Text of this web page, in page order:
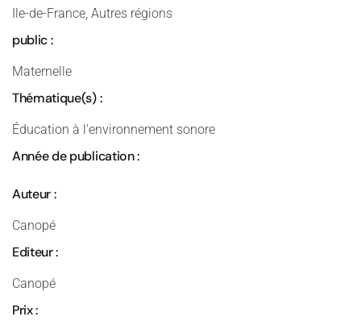
Ile-de-France, Autres régions
public :
Maternelle
Thématique(s) :
Éducation à l'environnement sonore
Année de publication :
Auteur :
Canopé
Editeur :
Canopé
Prix :